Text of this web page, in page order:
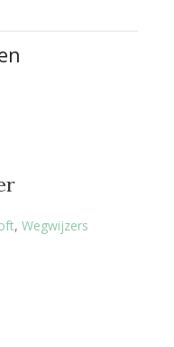
, Wegwijzers